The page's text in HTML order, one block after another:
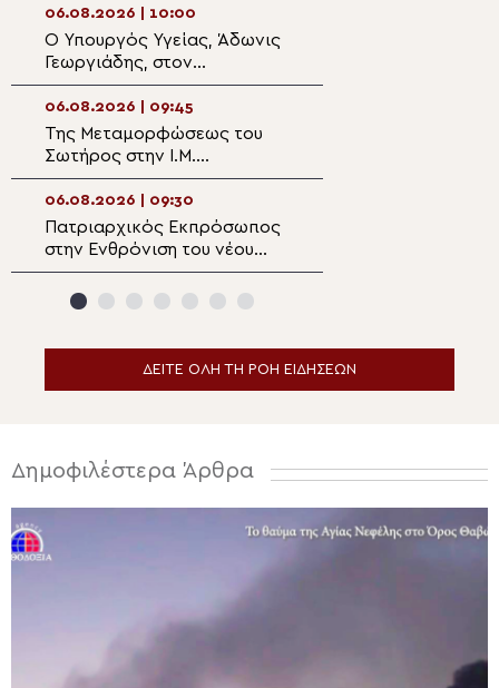
κατά την τουρκική εισβολή
06.08.2026 | 10:00
Ο Υπουργός Υγείας, Άδωνις
Γεωργιάδης, στον
Μητροπολίτη Φθιώτιδος
Συμεών
06.08.2026 | 09:45
Της Μεταμορφώσεως του
Σωτήρος στην Ι.Μ.
Ασωμάτων Πετράκη
06.08.2026 | 09:30
Πατριαρχικός Εκπρόσωπος
στην Ενθρόνιση του νέου
Αρχιεπισκόπου Καναδά ο
Αρχιεπίσκοπος Θυατείρων
ΔΕΙΤΕ ΟΛΗ ΤΗ ΡΟΗ ΕΙΔΗΣΕΩΝ
Δημοφιλέστερα Άρθρα